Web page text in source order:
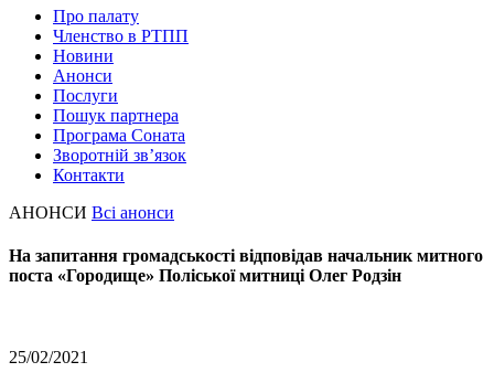
Про палату
Членство в РТПП
Новини
Анонси
Послуги
Пошук партнера
Програма Соната
Зворотній зв’язок
Контакти
АНОНСИ Всі анонси
На запитання громадськості відповідав начальник митного
поста «Городище» Поліської митниці Олег Родзін
25/02/2021